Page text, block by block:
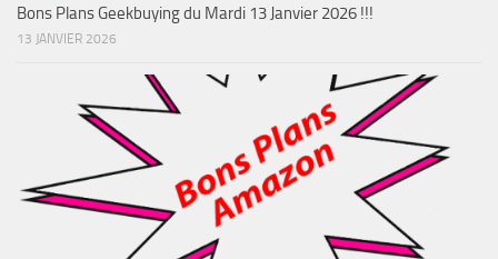
Bons Plans Geekbuying du Mardi 13 Janvier 2026 !!!
13 JANVIER 2026